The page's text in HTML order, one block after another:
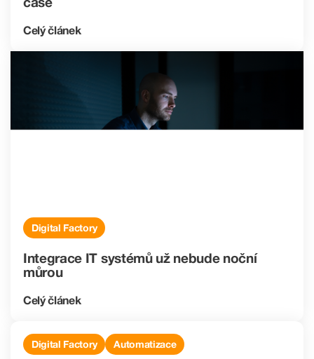
Celý článek
Digital Factory
Integrace IT systémů už nebude noční
můrou
Celý článek
Digital Factory Automatizace